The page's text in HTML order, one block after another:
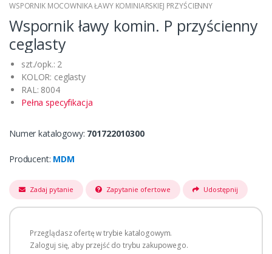
WSPORNIK MOCOWNIKA ŁAWY KOMINIARSKIEJ PRZYŚCIENNY
Wspornik ławy komin. P przyścienny
ceglasty
szt./opk.: 2
KOLOR: ceglasty
RAL: 8004
Pełna specyfikacja
Numer katalogowy: 701722010300
Producent: MDM
Zadaj pytanie Zapytanie ofertowe Udostępnij
Przeglądasz ofertę w trybie katalogowym.
Zaloguj się, aby przejść do trybu zakupowego.